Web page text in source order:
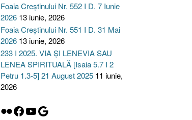
Foaia Creștinului Nr. 552 I D. 7 Iunie
2026 13 iunie, 2026
Foaia Creștinului Nr. 551 I D. 31 Mai
2026 13 iunie, 2026
233 I 2025. VIA ȘI LENEVIA SAU
LENEA SPIRITUALĂ [Isaia 5.7 I 2
Petru 1.3-5] 21 August 2025 11 iunie,
2026
Flickr
Facebook
YouTube
Google